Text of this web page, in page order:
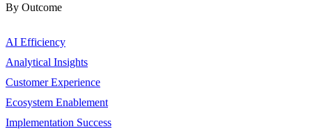
By Outcome
AI Efficiency
Analytical Insights
Customer Experience
Ecosystem Enablement
Implementation Success